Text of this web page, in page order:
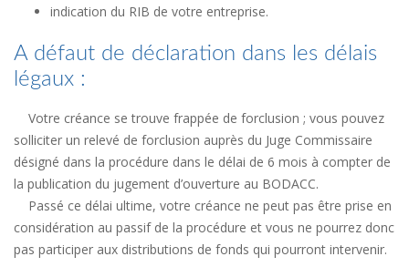
indication du RIB de votre entreprise.
A défaut de déclaration dans les délais
légaux :
Votre créance se trouve frappée de forclusion ; vous pouvez
solliciter un relevé de forclusion auprès du Juge Commissaire
désigné dans la procédure dans le délai de 6 mois à compter de
la publication du jugement d’ouverture au BODACC.
Passé ce délai ultime, votre créance ne peut pas être prise en
considération au passif de la procédure et vous ne pourrez donc
pas participer aux distributions de fonds qui pourront intervenir.